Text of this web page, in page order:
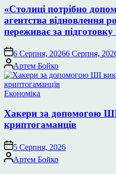
«Столиці потрібно
агентства відновлення
переживає за
6 Серпня, 20266 Серпня,
Опубліковано
Артем Бойко
Опублікувати
Економіка
Хакери за допомогою
криптогаманців
5 Серпня, 2026
Опубліковано
Артем Бойко